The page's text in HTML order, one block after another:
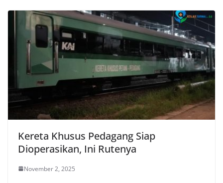
Kereta Khusus Pedagang Siap
Dioperasikan, Ini Rutenya
November 2, 2025